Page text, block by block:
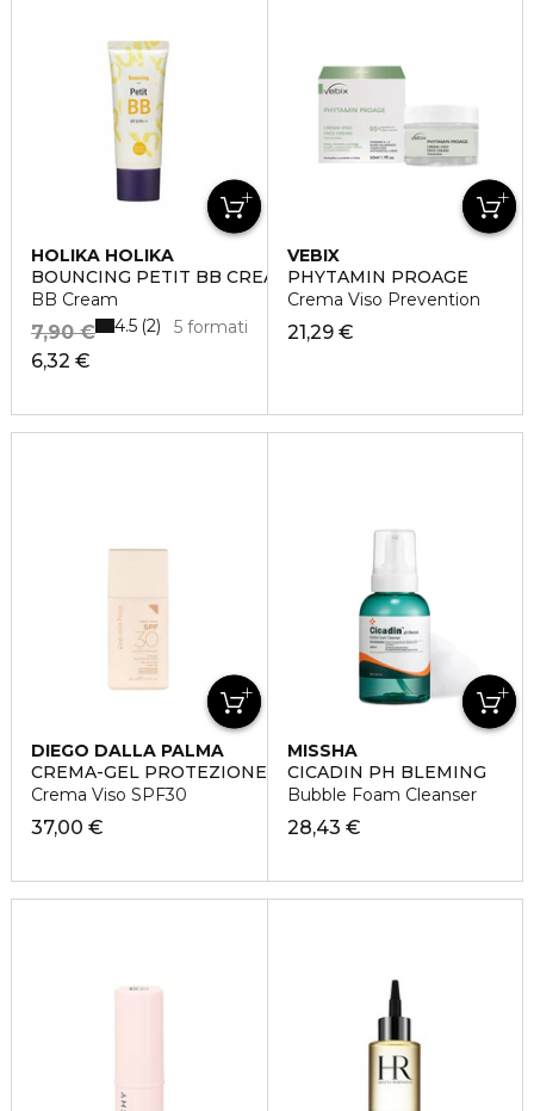
HOLIKA HOLIKA
BOUNCING PETIT BB CREAM
BB Cream
6,32 €
7,90 € 5 formati
4.5 2
VEBIX
PHYTAMIN PROAGE
Crema Viso Prevention
21,29 €
DIEGO DALLA PALMA
CREMA-GEL PROTEZIONE GIORNALIERA
Crema Viso SPF30
37,00 €
MISSHA
CICADIN PH BLEMING
Bubble Foam Cleanser
28,43 €